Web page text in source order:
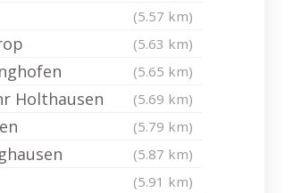
(5.57 km)
(5.63 km)
(5.65 km)
Holthausen (5.69 km)
(5.79 km)
(5.87 km)
(5.91 km)